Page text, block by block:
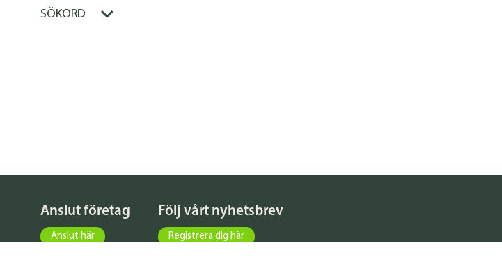
SÖKORD
Anslut företag
Anslut här
Följ vårt nyhetsbrev
Registrera dig här